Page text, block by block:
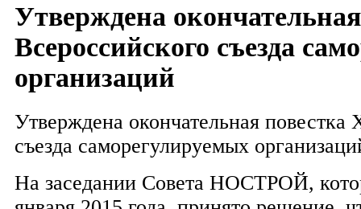
Утверждена
Всероссийского съезда
организаций
Утверждена окончательная повестка
съезда саморегулируемых
На заседании Совета НОСТРОЙ,